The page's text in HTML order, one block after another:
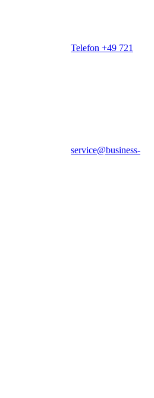
Telefon +49 721
service@business-